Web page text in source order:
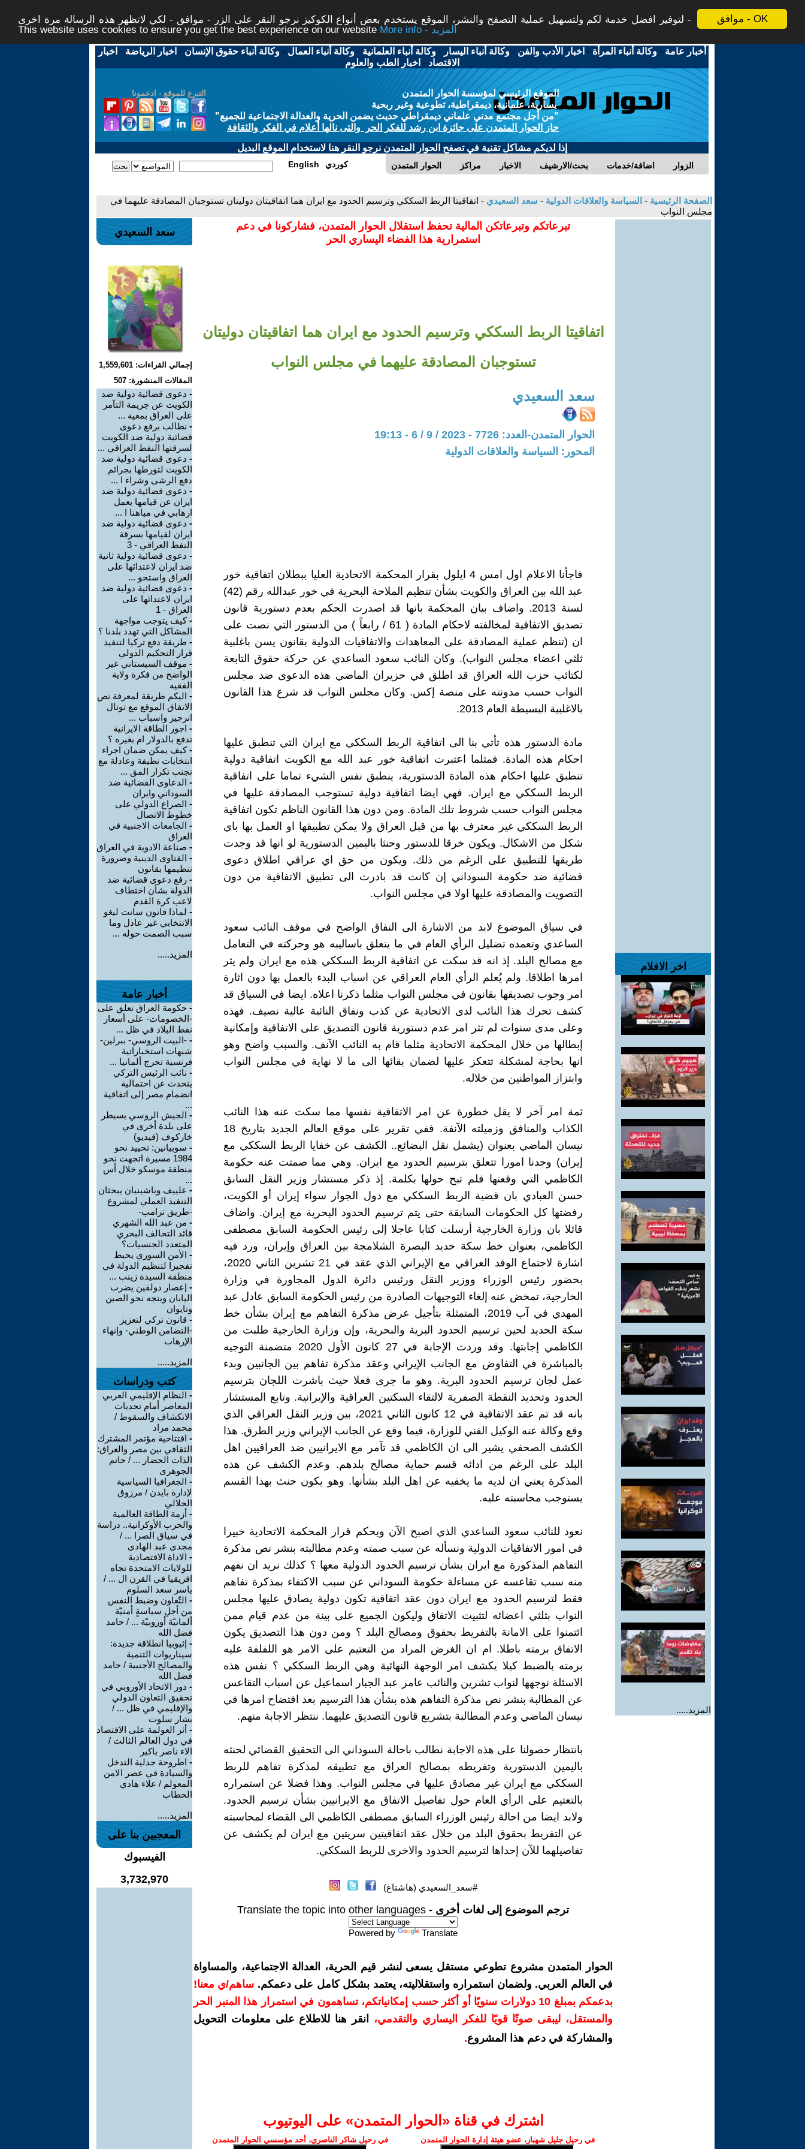
موافق - OK
لتوفير افضل خدمة لكم ولتسهيل عملية التصفح والنشر، الموقع يستخدم بعض أنواع الكوكيز نرجو النقر على الزر - موافق - لكي لاتظهر هذه الرسالة مرة اخرى -
This website uses cookies to ensure you get the best experience on our website
More info - المزيد
أخبار عامة -وكالة أنباء المرأة - اخبار الأدب والفن -وكالة أنباء اليسار -وكالة أنباء العلمانية -وكالة أنباء العمال -وكالة أنباء حقوق الإنسان - اخبار الرياضة - اخبار
الاقتصاد - اخبار الطب والعلوم
التبرع للموقع - ادعمونا
الموقع الرئيسي لمؤسسة الحوار المتمدن
يسارية، علمانية، ديمقراطية، تطوعية وغير ربحية
"من أجل مجتمع مدني علماني ديمقراطي حديث يضمن الحرية والعدالة الاجتماعية للجميع"
حاز الحوار المتمدن على جائزة ابن رشد للفكر الحر والتى نالها أعلام في الفكر والثقافة
إذا لديكم مشاكل تقنية في تصفح الحوار المتمدن نرجو النقر هنا لاستخدام الموقع البديل
الحوار المتمدن مراكز الاخبار بحث/الارشيف اضافة/خدمات الزوار English كوردي
الصفحة الرئيسية - السياسة والعلاقات الدولية - سعد السعيدي - اتفاقيتا الربط السككي وترسيم الحدود مع ايران هما اتفاقيتان دوليتان تستوجبان المصادقة عليهما في
مجلس النواب
اخر الافلام
المزيد.....
تبرعاتكم وتبرعاتكن المالية تحفظ استقلال الحوار المتمدن، فشاركونا في دعم
استمرارية هذا الفضاء اليساري الحر
اتفاقيتا الربط السككي وترسيم الحدود مع ايران هما اتفاقيتان دوليتان
تستوجبان المصادقة عليهما في مجلس النواب
سعد السعيدي
الحوار المتمدن-العدد: 7726 - 2023 / 9 / 6 - 19:13
المحور: السياسة والعلاقات الدولية
فاجأنا الاعلام اول امس 4 ايلول بقرار المحكمة الاتحادية العليا ببطلان اتفاقية خور
عبد الله بين العراق والكويت بشأن تنظيم الملاحة البحرية في خور عبدالله رقم (42)
لسنة 2013. واضاف بيان المحكمة بانها قد اصدرت الحكم بعدم دستورية قانون
تصديق الاتفاقية لمخالفته لاحكام المادة ( 61 / رابعاً ) من الدستور التي نصت على
ان (تنظم عملية المصادقة على المعاهدات والاتفاقيات الدولية بقانون يسن باغلبية
ثلثي اعضاء مجلس النواب). وكان النائب سعود الساعدي عن حركة حقوق التابعة
لكتائب حزب الله العراق قد اطلق في حزيران الماضي هذه الدعوى ضد مجلس
النواب حسب مدونته على منصة إكس. وكان مجلس النواب قد شرع هذا القانون
بالاغلبية البسيطة العام 2013.
مادة الدستور هذه تأتي بنا الى اتفاقية الربط السككي مع ايران التي تنطبق عليها
احكام هذه المادة. فمثلما اعتبرت اتفاقية خور عبد الله مع الكويت اتفاقية دولية
تنطبق عليها احكام هذه المادة الدستورية، ينطبق نفس الشيء تماما على اتفاقية
الربط السككي مع ايران. فهي ايضا اتفاقية دولية تستوجب المصادقة عليها في
مجلس النواب حسب شروط تلك المادة. ومن دون هذا القانون الناظم تكون اتفاقية
الربط السككي غير معترف بها من قبل العراق ولا يمكن تطبيقها او العمل بها باي
شكل من الاشكال. ويكون خرقا للدستور وحنثا باليمين الدستورية لو انها قد وجدت
طريقها للتطبيق على الرغم من ذلك. ويكون من حق اي عراقي اطلاق دعوى
قضائية ضد حكومة السوداني إن كانت قد بادرت الى تطبيق الاتفاقية من دون
التصويت والمصادقة عليها اولا في مجلس النواب.
في سياق الموضوع لابد من الاشارة الى النفاق الواضح في موقف النائب سعود
الساعدي وتعمده تضليل الرأي العام في ما يتعلق باساليبه هو وحركته في التعامل
مع مصالح البلد. إذ انه قد سكت عن اتفاقية الربط السككي هذه مع ايران ولم يثر
امرها اطلاقا. ولم يُعلم الرأي العام العراقي عن اسباب البدء بالعمل بها دون اثارة
امر وجوب تصديقها بقانون في مجلس النواب مثلما ذكرنا اعلاه. ايضا في السياق قد
كشف تحرك هذا النائب لدى الاتحادية عن كذب ونفاق النائبة عالية نصيف. فهذه
وعلى مدى سنوات لم تثر امر عدم دستورية قانون التصديق على الاتفاقية وإمكانية
إبطالها من خلال المحكمة الاتحادية مثلما قام به النائب الآنف. والسبب واضح وهو
انها بحاجة لمشكلة تتعكز عليها لضمان بقائها الى ما لا نهاية في مجلس النواب
وابتزاز المواطنين من خلاله.
ثمة امر آخر لا يقل خطورة عن امر الاتفاقية نفسها مما سكت عنه هذا النائب
الكذاب والمنافق وزميلته الآنفة. ففي تقرير على موقع العالم الجديد بتاريخ 18
نيسان الماضي بعنوان (يشمل نقل البضائع.. الكشف عن خفايا الربط السككي مع
إيران) وجدنا امورا تتعلق بترسيم الحدود مع ايران. وهي مما صمتت عنه حكومة
الكاظمي التي وقعتها فلم تبح حولها بكلمة. إذ ذكر مستشار وزير النقل السابق
حسن العبادي بان قضية الربط السككي مع دول الجوار سواء إيران أو الكويت،
رفضتها كل الحكومات السابقة حتى يتم ترسيم الحدود البحرية مع إيران. واضاف
قائلا بان وزارة الخارجية أرسلت كتابا عاجلا إلى رئيس الحكومة السابق مصطفى
الكاظمي، بعنوان خط سكة حديد البصرة الشلامجة بين العراق وإيران، ورد فيه
اشارة لاجتماع الوفد العراقي مع الإيراني الذي عقد في 21 تشرين الثاني 2020،
بحضور رئيس الوزراء ووزير النقل ورئيس دائرة الدول المجاورة في وزارة
الخارجية، تمخض عنه إلغاء التوجيهات الصادرة من رئيس الحكومة السابق عادل عبد
المهدي في آب 2019، المتمثلة بتأجيل عرض مذكرة التفاهم مع إيران بشأن خط
سكة الحديد لحين ترسيم الحدود البرية والبحرية، وإن وزارة الخارجية طلبت من
الكاظمي إجابتها. وقد وردت الإجابة في 27 كانون الأول 2020 متضمنة التوجيه
بالمباشرة في التفاوض مع الجانب الإيراني وعقد مذكرة تفاهم بين الجانبين وبدء
عمل لجان ترسيم الحدود البرية. وهو ما جرى فعلا حيث باشرت اللجان بترسيم
الحدود وتحديد النقطة الصفرية لالتقاء السكتين العراقية والإيرانية. وتابع المستشار
بانه قد تم عقد الاتفاقية في 12 كانون الثاني 2021، بين وزير النقل العراقي الذي
وقع وكالة عنه الوكيل الفني للوزارة، فيما وقع عن الجانب الإيراني وزير الطرق. هذا
الكشف الصحفي يشير الى ان الكاظمي قد تآمر مع الايرانيين ضد العراقيين اهل
البلد على الرغم من ادائه قسم حماية مصالح بلدهم. وعدم الكشف عن هذه
المذكرة يعني ان لديه ما يخفيه عن اهل البلد بشأنها. وهو يكون حنث بهذا القسم
يستوجب محاسبته عليه.
نعود للنائب سعود الساعدي الذي اصبح الآن وبحكم قرار المحكمة الاتحادية خبيرا
في امور الاتفاقيات الدولية ونسأله عن سبب صمته وعدم مطالبته بنشر نص مذكرة
التفاهم المذكورة مع ايران بشأن ترسيم الحدود الدولية معها ؟ كذلك نريد ان نفهم
منه سبب تقاعسه عن مساءلة حكومة السوداني عن سبب الاكتفاء بمذكرة تفاهم
فقط لترسيم الحدود مع ايران دون عقد اتفاقية تكون دولية يصادق عليها مجلس
النواب بثلثي اعضائه لتثبيت الاتفاق وليكون الجميع على بينة من عدم قيام ممن
ائتمنوا على الامانة بالتفريط بحقوق ومصالح البلد ؟ ومن دون هذا التصديق يكون
الاتفاق برمته باطلا. ام ان الغرض المراد من التعتيم على الامر هو اللفلفة عليه
برمته بالضبط كيلا يكشف امر الوجهة النهائية وهي الربط السككي ؟ نفس هذه
الاسئلة نوجهها لنواب تشرين والنائب عامر عبد الجبار اسماعيل عن اسباب التقاعس
عن المطالبة بنشر نص مذكرة التفاهم هذه بشأن هذا الترسيم بعد افتضاح امرها في
نيسان الماضي وعدم المطالبة بتشريع قانون التصديق عليهما. ننتظر الاجابة منهم.
بانتظار حصولنا على هذه الاجابة نطالب باحالة السوداني الى التحقيق القضائي لحنثه
باليمين الدستورية وتفريطه بمصالح العراق مع تطبيقه لمذكرة تفاهم للربط
السككي مع ايران غير مصادق عليها في مجلس النواب. وهذا فضلا عن استمراره
بالتعتيم على الرأي العام حول تفاصيل الاتفاق مع الايرانيين بشأن ترسيم الحدود.
ولابد ايضا من احالة رئيس الوزراء السابق مصطفى الكاظمي الى القضاء لمحاسبته
عن التفريط بحقوق البلد من خلال عقد اتفاقيتين سريتين مع ايران لم يكشف عن
تفاصيلهما للآن إحداها لترسيم الحدود والاخرى للربط السككي.
#سعد_السعيدي (هاشتاغ)
ترجم الموضوع إلى لغات أخرى - Translate the topic into other languages
Powered by Translate
الحوار المتمدن مشروع تطوعي مستقل يسعى لنشر قيم الحرية، العدالة الاجتماعية، والمساواة
في العالم العربي. ولضمان استمراره واستقلاليته، يعتمد بشكل كامل على دعمكم. ساهم/ي معنا!
بدعمكم بمبلغ 10 دولارات سنويًا أو أكثر حسب إمكانياتكم، تساهمون في استمرار هذا المنبر الحر
والمستقل، ليبقى صوتًا قويًا للفكر اليساري والتقدمي،
انقر هنا للاطلاع على معلومات التحويل
والمشاركة في دعم هذا المشروع.
اشترك في قناة ‫«الحوار المتمدن» على اليوتيوب
في رحيل جليل شهباز، عضو هيئة إدارة الحوار المتمدن في رحيل شاكر الناصري، أحد مؤسسي الحوار المتمدن
سعد السعيدي
إجمالي القراءات: 1,559,601
المقالات المنشورة: 507
- دعوى قضائية دولية ضد
الكويت عن جريمة التآمر
على العراق بمعية ...
- نطالب برفع دعوى
قضائية دولية ضد الكويت
لسرقتها النفط العراقي ...
- دعوى قضائية دولية ضد
الكويت لتورطها بجرائم
دفع الرشى وشراء ا ...
- دعوى قضائية دولية ضد
ايران عن قيامها بعمل
ارهابي في مياهنا ا ...
- دعوى قضائية دولية ضد
ايران لقيامها بسرقة
النفط العراقي - 3
- دعوى قضائية دولية ثانية
ضد ايران لاعتدائها على
العراق واستحو ...
- دعوى قضائية دولية ضد
ايران لاعتدائها على
العراق - 1
-كيف يتوجب مواجهة
المشاكل التي تهدد بلدنا ؟
- طريقة دفع تركيا لتنفيذ
قرار التحكيم الدولي
- موقف السيستاني غير
الواضح من فكرة ولاية
الفقيه
- اليكم طريقة لمعرفة نص
الاتفاق الموقع مع توتال
انرجيز واسباب ...
- اجور الطاقة الايرانية
تدفع بالدولار ام بغيره ؟
-كيف يمكن ضمان اجراء
انتخابات نظيفة وعادلة مع
تجنب تكرار المق ...
- الدعاوى القضائية ضد
السوداني وايران
- الصراع الدولي على
خطوط الاتصال
- الجامعات الاجنبية في
العراق
- صناعة الادوية في العراق
- الفتاوى الدينية وضرورة
تنظيمها بقانون
- رفع دعوى قضائية ضد
الدولة بشأن اختطاف
لاعب كرة القدم
- لماذا قانون سانت ليغو
الانتخابي غير عادل وما
سبب الصمت حوله ...
المزيد.....
أخبار عامة
- حكومة العراق تعلق على
-الخصومات- على أسعار
نفط البلاد في ظل ...
- -البيت الروسي- ببرلين-
شبهات استخباراتية
فرنسية تحرج ألمانيا ...
- نائب الرئيس التركي
يتحدث عن احتمالية
انضمام مصر إلى اتفاقية
...
- الجيش الروسي يسيطر
على بلدة أخرى في
خاركوف (فيديو)
- سوبيانين: تحييد نحو
1984 مسيرة اتجهت نحو
منطقة موسكو خلال أس
...
- علييف وباشينيان يبحثان
التنفيذ العملي لمشروع
-طريق ترامب-
- من عبد الله الشهري
قائد التحالف البحري
المتعدد الجنسيات؟
- الأمن السوري يحبط
تفجيرا لتنظيم الدولة في
منطقة السيدة زينب ...
- إعصار دولفين يضرب
اليابان ويتجه نحو الصين
وتايوان
- قانون تركي لتعزيز
-التضامن الوطني- وإنهاء
الإرهاب
المزيد.....
كتب ودراسات
- النظام الإقليمي العربي
المعاصر أمام تحديات
الانكشاف والسقوط /
محمد مراد
- افتتاحية مؤتمر المشترك
الثقافي بين مصر والعراق:
الذات الحضار ... / حاتم
الجوهرى
- الجغرافيا السياسية
لإدارة بايدن / مرزوق
الحلالي
- أزمة الطاقة العالمية
والحرب الأوكرانية.. دراسة
في سياق الصرا ... /
مجدى عبد الهادى
- الاداة الاقتصادية
للولايات الامتحدة تجاه
افريقيا في القرن ال ... /
ياسر سعد السلوم
- التّعاون وضبط النفس
من أجلِ سياسةٍ أمنيّة
ألمانيّة أوروبيّة ... / حامد
فضل الله
- إثيوبيا انطلاقة جديدة:
سيناريوات التنمية
والمصالح الأجنبية / حامد
فضل الله
- دور الاتحاد الأوروبي في
تحقيق التعاون الدولي
والإقليمي في ظل ... /
بشار سلوت
- أثر العولمة على الاقتصاد
في دول العالم الثالث /
الاء ناصر باكير
- اطروحة جدلية التدخل
والسيادة في عصر الامن
المعولم / علاء هادي
الحطاب
المزيد.....
المعجبين بنا على
الفيسبوك
3,732,970